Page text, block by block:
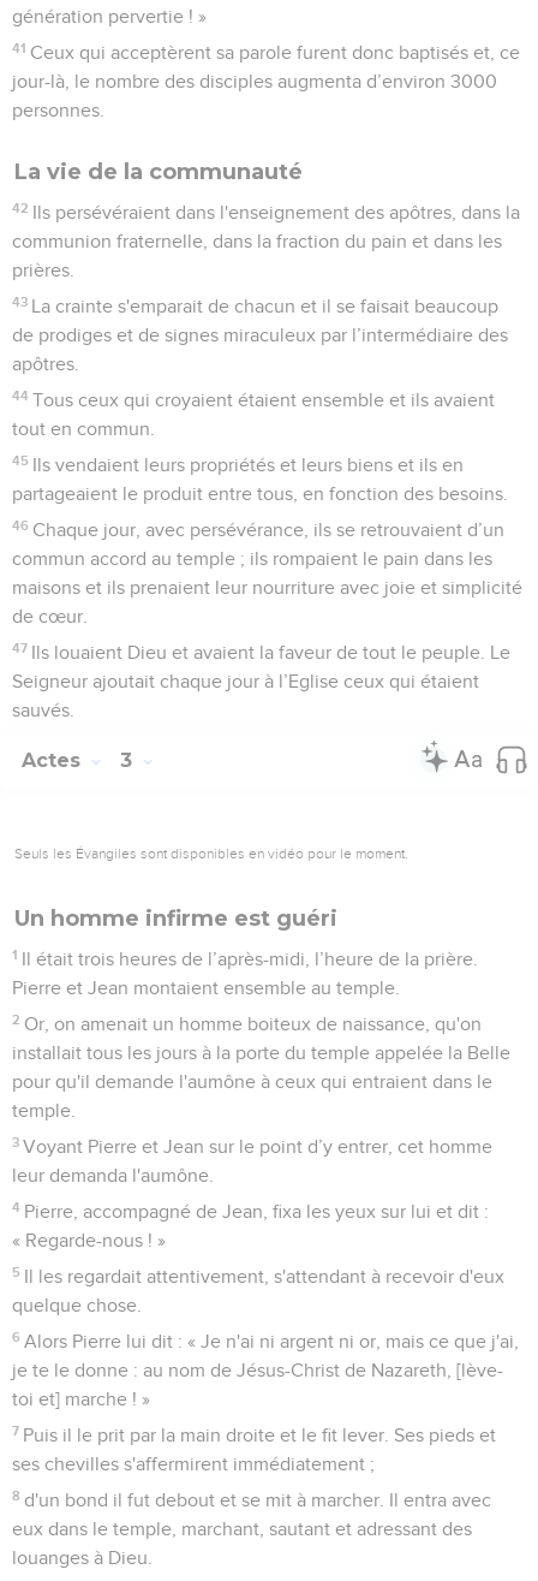
génération pervertie ! »
41 Ceux qui acceptèrent sa parole furent donc baptisés et, ce
jour-là, le nombre des disciples augmenta d’environ 3000
personnes.
La vie de la communauté
42 Ils persévéraient dans l'enseignement des apôtres, dans la
communion fraternelle, dans la fraction du pain et dans les
prières.
43 La crainte s'emparait de chacun et il se faisait beaucoup
de prodiges et de signes miraculeux par l’intermédiaire des
apôtres.
44 Tous ceux qui croyaient étaient ensemble et ils avaient
tout en commun.
45 Ils vendaient leurs propriétés et leurs biens et ils en
partageaient le produit entre tous, en fonction des besoins.
46 Chaque jour, avec persévérance, ils se retrouvaient d’un
commun accord au temple ; ils rompaient le pain dans les
maisons et ils prenaient leur nourriture avec joie et simplicité
de cœur.
47 Ils louaient Dieu et avaient la faveur de tout le peuple. Le
Seigneur ajoutait chaque jour à l’Eglise ceux qui étaient
sauvés.
Actes 3
Seuls les Évangiles sont disponibles en vidéo pour le moment.
Un homme infirme est guéri
1 Il était trois heures de l’après-midi, l’heure de la prière.
Pierre et Jean montaient ensemble au temple.
2 Or, on amenait un homme boiteux de naissance, qu'on
installait tous les jours à la porte du temple appelée la Belle
pour qu'il demande l'aumône à ceux qui entraient dans le
temple.
3 Voyant Pierre et Jean sur le point d’y entrer, cet homme
leur demanda l'aumône.
4 Pierre, accompagné de Jean, fixa les yeux sur lui et dit :
« Regarde-nous ! »
5 Il les regardait attentivement, s'attendant à recevoir d'eux
quelque chose.
6 Alors Pierre lui dit : « Je n'ai ni argent ni or, mais ce que j'ai,
je te le donne : au nom de Jésus-Christ de Nazareth, [lève-
toi et] marche ! »
7 Puis il le prit par la main droite et le fit lever. Ses pieds et
ses chevilles s'affermirent immédiatement ;
8 d'un bond il fut debout et se mit à marcher. Il entra avec
eux dans le temple, marchant, sautant et adressant des
louanges à Dieu.